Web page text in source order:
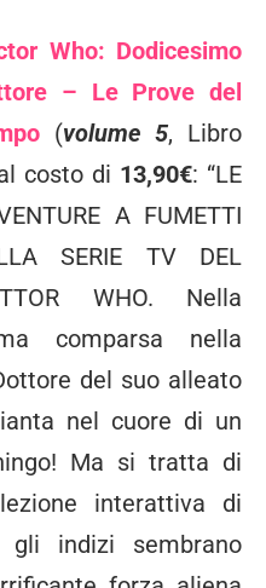
Who: Dodicesimo
– Le Prove del
(volume 5, Libro
costo di 13,90€: “LE
A FUMETTI
SERIE TV DEL
WHO. Nella
comparsa nella
del suo alleato
nel cuore di un
Ma si tratta di
interattiva di
indizi sembrano